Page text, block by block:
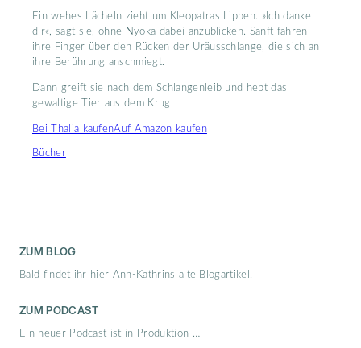
Ein wehes Lächeln zieht um Kleopatras Lippen. »Ich danke
dir«, sagt sie, ohne Nyoka dabei anzublicken. Sanft fahren
ihre Finger über den Rücken der Uräusschlange, die sich an
ihre Berührung anschmiegt.
Dann greift sie nach dem Schlangenleib und hebt das
gewaltige Tier aus dem Krug.
Bei Thalia kaufenAuf Amazon kaufen
Bücher
ZUM BLOG
Bald findet ihr hier Ann-Kathrins alte Blogartikel.
ZUM PODCAST
Ein neuer Podcast ist in Produktion …